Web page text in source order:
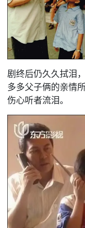
剧终后仍久久拭泪
多多父子俩的亲情
伤心听者流泪。